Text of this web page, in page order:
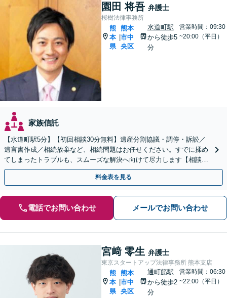
園田 将吾 弁護士
桜樹法律事務所
熊
本
県
熊本
市中
央区
水道町駅
から徒歩5
分
営業時間：09:30
~20:00（平日）
家族信託
【水道町駅5分】【初回相談30分無料】遺産分割協議・調停・訴訟／
遺言書作成／相続放棄など、相続問題はお任せください。すでに揉め
てしまったトラブルも、スムーズな解決へ向けて尽力します【相談実
績3万件の事務所】【休日・夜間対応可】
料金表を見る
電話でお問い合わせ メールでお問い合わせ
宮﨑 零生 弁護士
東京スタートアップ法律事務所 熊本支店
熊
本
県
熊本
市中
央区
通町筋駅
から徒歩2
分
営業時間：06:30
~22:00（平日）